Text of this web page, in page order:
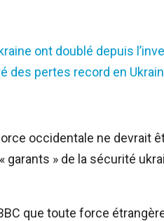
ont doublé depuis
des pertes record en
occidentale ne devrait
garants » de la sécurité
que toute force